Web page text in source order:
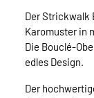
Der Strickwalk
Karomuster in
Die Bouclé-
edles Design.
Der